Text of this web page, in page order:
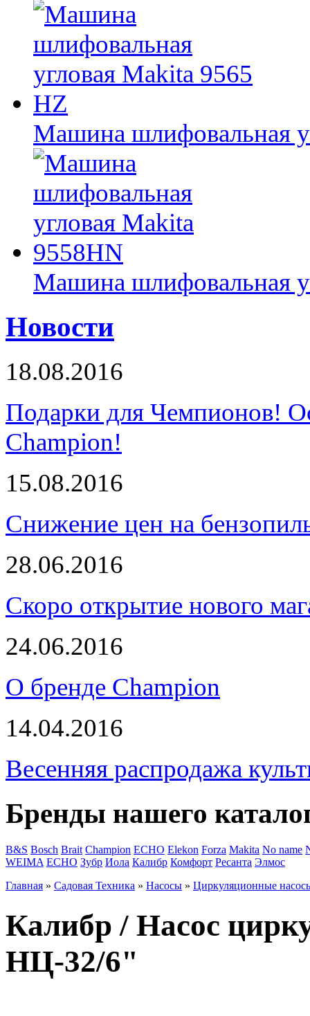
Машина шлифовальная
Машина шлифовальная
Новости
18.08.2016
Подарки для Чемпионов!
Champion!
15.08.2016
Снижение цен на
28.06.2016
Скоро открытие нового
24.06.2016
О бренде Champion
14.04.2016
Весенняя распродажа
Бренды нашего
B&S Bosch Brait Champion ECHO Elekon Forza Makita No name
WEIMA ЕСНО Зубр Иола Калибр Комфорт Ресанта Элмос
Главная » Садовая Техника » Насосы » Циркуляционные
Калибр / Насос
НЦ-32/6"